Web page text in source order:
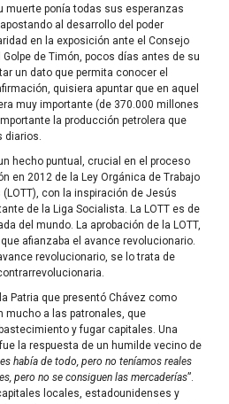
muerte ponía todas sus esperanzas
al desarrollo del poder
en la exposición ante el Consejo
de Timón, pocos días antes de su
un dato que permita conocer el
quisiera apuntar que en aquel
muy importante (de 370.000 millones
la producción petrolera que
diarios.
hecho puntual, crucial en el proceso
en 2012 de la Ley Orgánica de Trabajo
con la inspiración de Jesús
de la Liga Socialista. La LOTT es de
del mundo. La aprobación de la LOTT,
afianzaba el avance revolucionario.
revolucionario, se lo trata de
Patria que presentó Chávez como
mucho a las patronales, que
y fugar capitales. Una
la respuesta de un humilde vecino de
había de todo, pero no teníamos reales
pero no se consiguen las mercaderías”.
locales, estadounidenses y